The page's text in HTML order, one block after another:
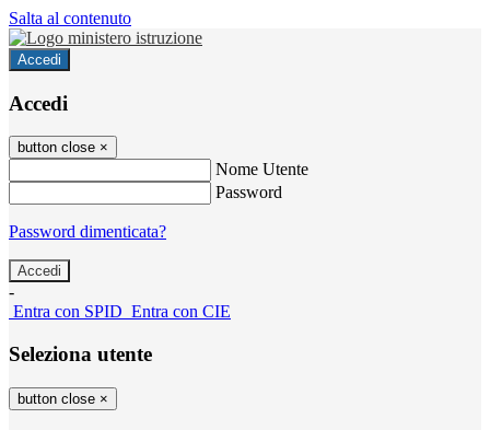
Salta al contenuto
Accedi
Accedi
button close ×
Nome Utente
Password
Password dimenticata?
-
Entra con SPID Entra con CIE
Seleziona utente
button close ×